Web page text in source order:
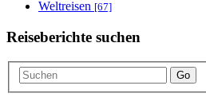
Weltreisen [67]
Reiseberichte suchen
Go